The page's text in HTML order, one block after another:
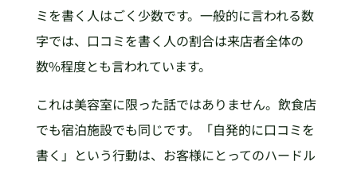
ミを書く人はごく少数です。一般的に言われる数
字では、口コミを書く人の割合は来店者全体の
数%程度とも言われています。
これは美容室に限った話ではありません。飲食店
でも宿泊施設でも同じです。「自発的に口コミを
書く」という行動は、お客様にとってのハードル